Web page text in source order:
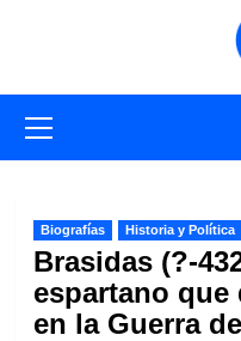
primario
Biografías Historia y Política
Brasidas (?-
espartano que
en la Guerra